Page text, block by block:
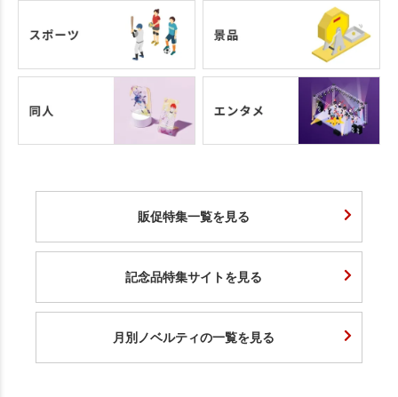
販促特集一覧を見る
記念品特集サイトを見る
月別ノベルティの一覧を見る